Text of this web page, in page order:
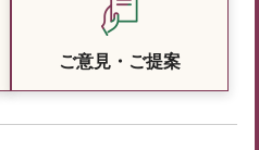
ご意見・ご提案